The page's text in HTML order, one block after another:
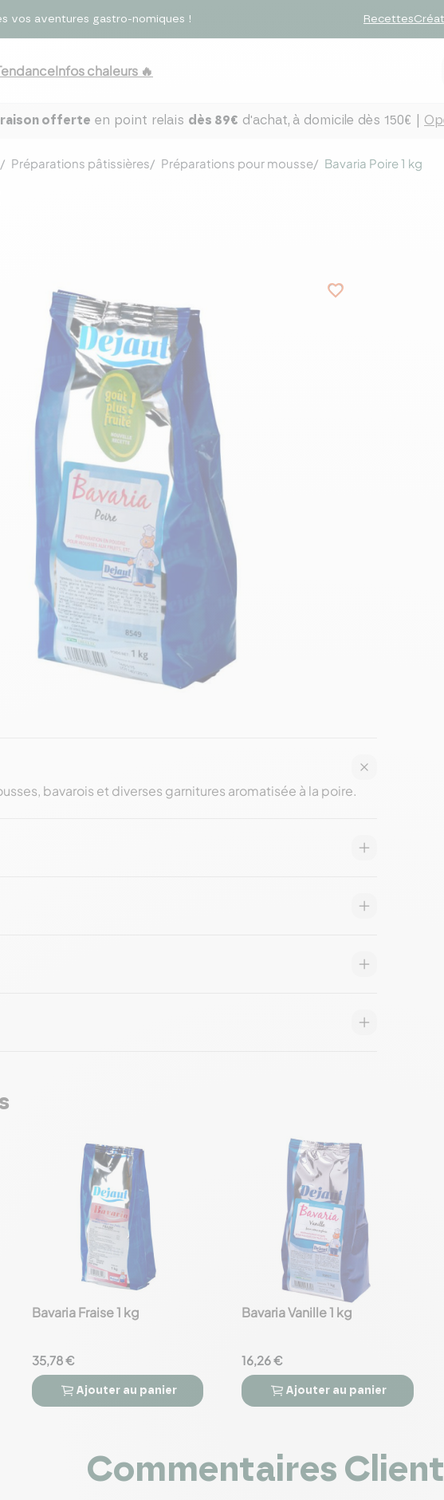
vos aventures gastro-nomiques ! Recettes
Infos chaleurs 🔥
offerte en point relais dès 89€ d'achat, à domicile dès 150€ |
Préparations pâtissières Préparations pour mousse Bavaria Poire 1 kg
favorite_border
bavarois et diverses garnitures aromatisée à la poire.
favorite_border
Bavaria Fraise 1 kg
35,78 €
 
Ajouter au panier
favorite_border
Bavaria Vanille 1 kg
16,26 €
 
Ajouter au panier
Commentaires